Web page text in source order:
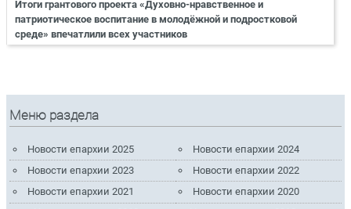
Итоги грантового проекта «Духовно-нравственное и
патриотическое воспитание в молодёжной и подростковой
среде» впечатлили всех участников
Меню раздела
Новости епархии 2025
Новости епархии 2024
Новости епархии 2023
Новости епархии 2022
Новости епархии 2021
Новости епархии 2020